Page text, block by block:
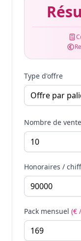
Type d'offre
Nombre de
Honoraires /
Pack mensuel (€